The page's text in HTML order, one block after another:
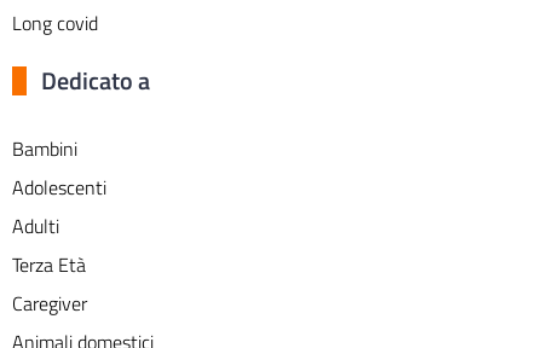
Long covid
Dedicato a
Bambini
Adolescenti
Adulti
Terza Età
Caregiver
Animali domestici